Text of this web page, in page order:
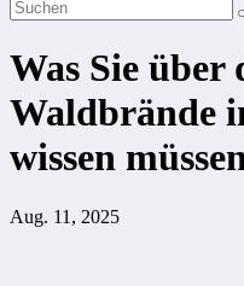
Was Sie über
Waldbrände
wissen
Aug. 11, 2025